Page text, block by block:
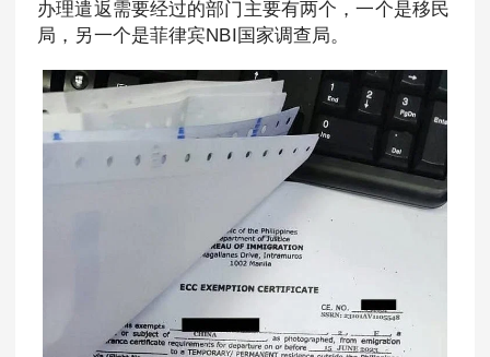
办理遣返需要经过的部门主要有两个，一个是移民
局，另一个是菲律宾NBI国家调查局。